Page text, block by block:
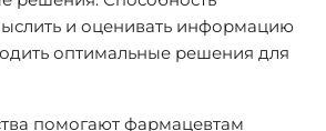
и оценивать информацию
оптимальные решения для
помогают фармацевтам